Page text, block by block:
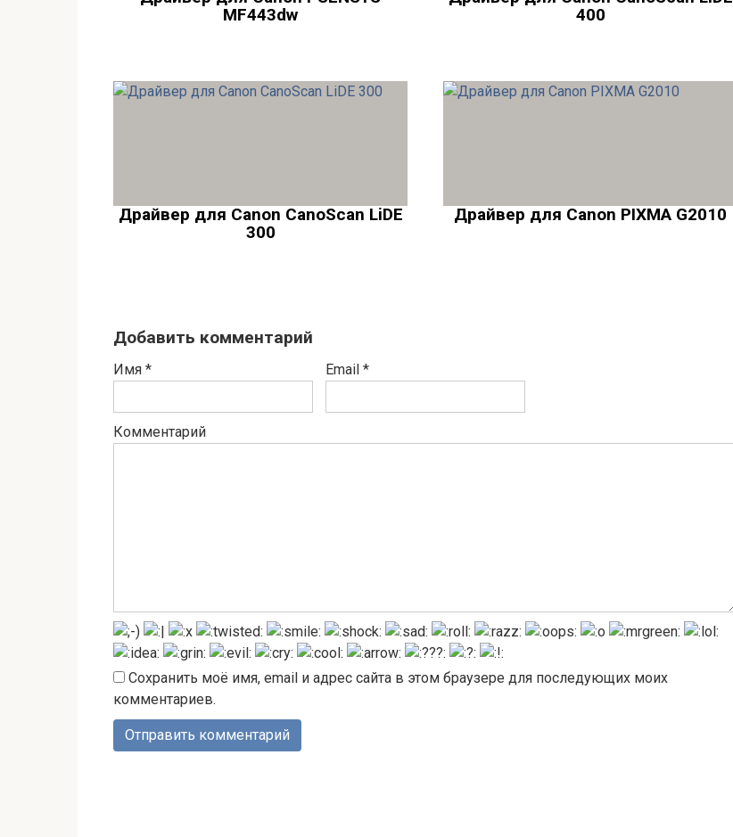
MF443dw
400
Драйвер для Canon CanoScan LiDE
300
Драйвер для Canon PIXMA G2010
Добавить комментарий
Имя * Email *
Комментарий
Сохранить моё имя, email и адрес сайта в этом браузере для последующих моих
комментариев.